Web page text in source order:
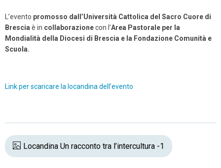
L’evento promosso dall’Università Cattolica del Sacro Cuore di
Brescia è in collaborazionecon l’Area Pastorale per la
Mondialità della Diocesi di Brescia e la Fondazione Comunità e
Scuola.
Link per scaricare la locandina dell’evento
Locandina Un racconto tra l’intercultura -1